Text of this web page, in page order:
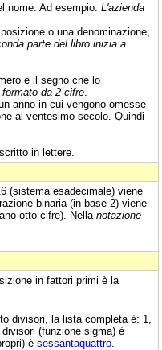
nome. Ad esempio: L'azienda
o una denominazione,
parte del libro inizia a
e il segno che lo
da 2 cifre
anno in cui vengono omesse
al ventesimo secolo. Quindi
in lettere.
(sistema esadecimale) viene
binaria (in base 2) viene
otto cifre). Nella notazione
in fattori primi è la
divisori, la lista completa è: 1,
(funzione sigma) è
è sessantaquattro